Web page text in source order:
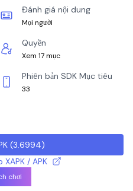
Đánh giá nội dung
Mọi người
Quyền
Xem 17 mục
Phiên bản SDK Mục tiêu
33
(3.6994)
/ APK
chơi